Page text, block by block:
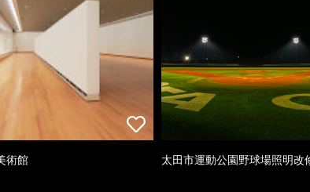
術館 太田市運動公園野球場照明改